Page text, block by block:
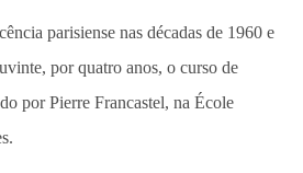
parisiense nas décadas de 1960 e
por quatro anos, o curso de
por Pierre Francastel, na École